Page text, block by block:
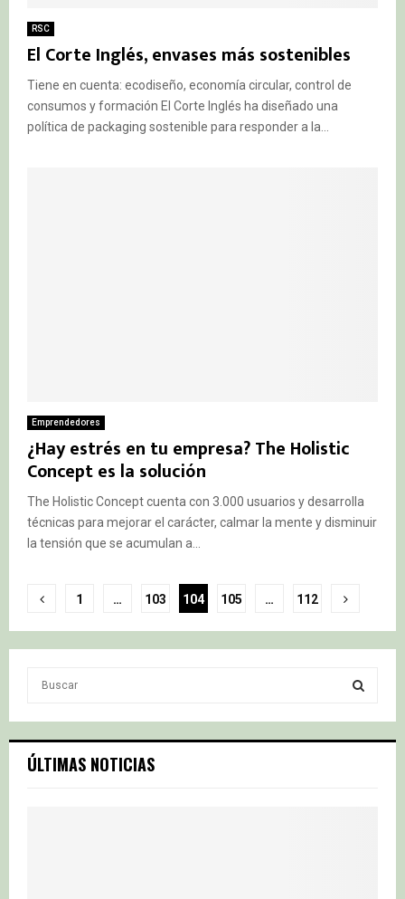
RSC
El Corte Inglés, envases más sostenibles
Tiene en cuenta: ecodiseño, economía circular, control de
consumos y formación El Corte Inglés ha diseñado una
política de packaging sostenible para responder a la...
Emprendedores
¿Hay estrés en tu empresa? The Holistic
Concept es la solución
The Holistic Concept cuenta con 3.000 usuarios y desarrolla
técnicas para mejorar el carácter, calmar la mente y disminuir
la tensión que se acumulan a...
Paginación
de
entradas
1 … 103 104 105 … 112
c
h
S
ÚLTIMAS NOTICIAS